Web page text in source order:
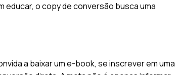
educar, o copy de conversão busca uma
a baixar um e-book, se inscrever em uma